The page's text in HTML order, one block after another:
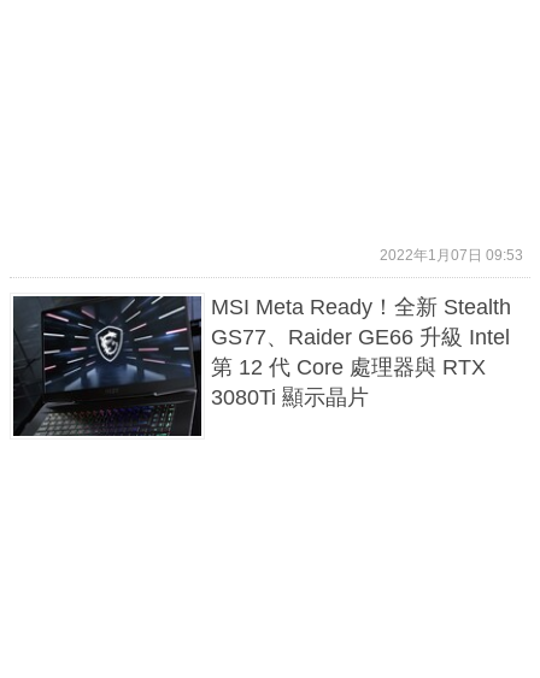
2022年1月07日 09:53
MSI Meta Ready！全新 Stealth
GS77、Raider GE66 升級 Intel
第 12 代 Core 處理器與 RTX
3080Ti 顯示晶片